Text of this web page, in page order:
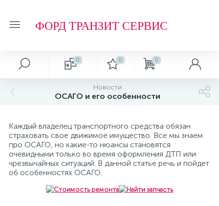
ФОРД ТРАНЗИТ СЕРВИС
0 0 0
Новости
ОСАГО и его особенности
Каждый владелец транспортного средства обязан
страховать свое движимое имущество. Все мы знаем
про ОСАГО, но какие-то нюансы становятся
очевидными только во время оформления ДТП или
чрезвычайных ситуаций. В данной статье речь и пойдет
об особенностях ОСАГО.